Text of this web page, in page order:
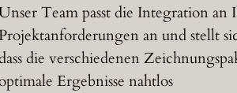
Team passt die Integration an
an und stellt
die verschiedenen
Ergebnisse nahtlos